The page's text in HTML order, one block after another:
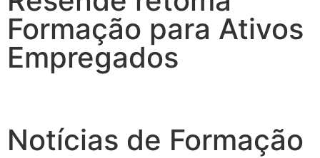
Formação para Ativos
Empregados
Notícias de Formação